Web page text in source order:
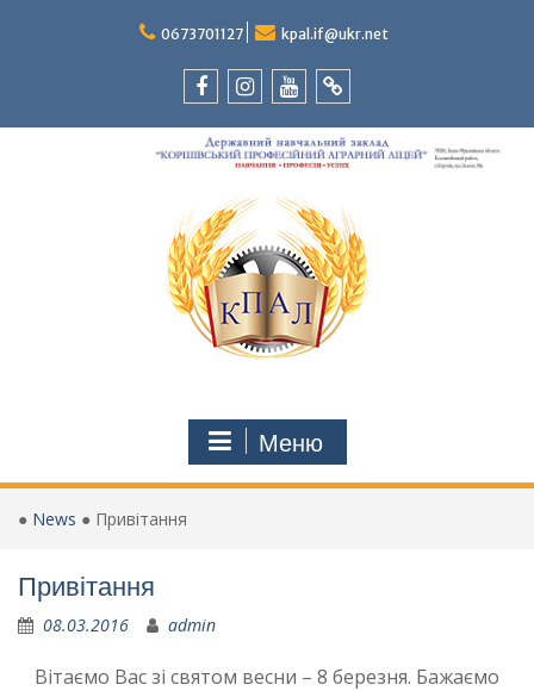
0673701127 kpal.if@ukr.net
Tok
Меню
● News ● Привітання
Привітання
08.03.2016 admin
Вітаємо Вас зі святом весни – 8 березня. Бажаємо